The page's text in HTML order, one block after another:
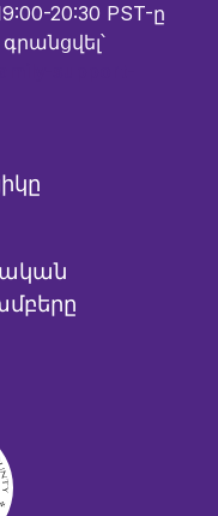
20:30 PST-ը